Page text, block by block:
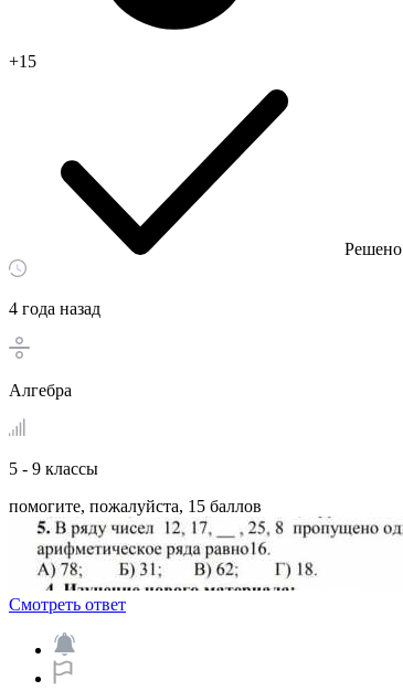
+15
Решено
4 года назад
Алгебра
5 - 9 классы
помогите, пожалуйста, 15 баллов ​
Смотреть ответ